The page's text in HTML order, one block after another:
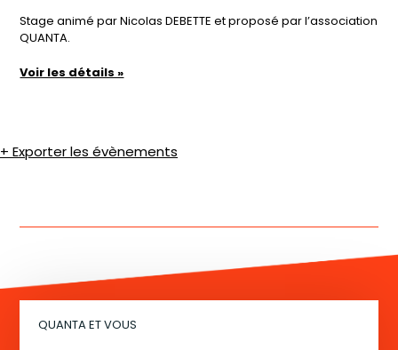
Stage animé par Nicolas DEBETTE et proposé par l’association
QUANTA.
Voir les détails »
Navigation
de
liste
Évènements
+ Exporter les évènements
QUANTA ET VOUS